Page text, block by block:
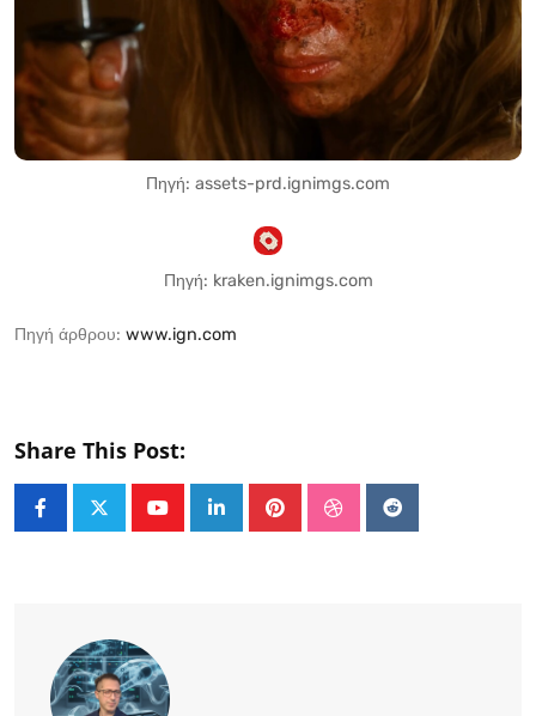
Πηγή: assets-prd.ignimgs.com
Πηγή: kraken.ignimgs.com
Πηγή άρθρου: www.ign.com
Share This Post:
LinkedInPinterestStumbleUpon
Reddit